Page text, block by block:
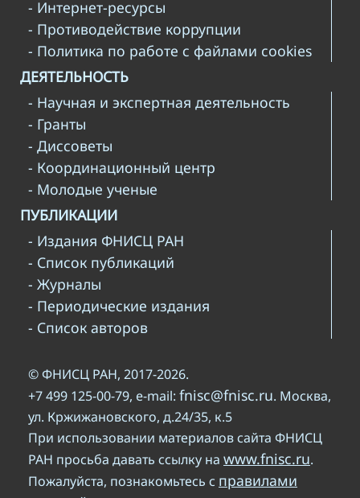
- Интернет-ресурсы
- Противодействие коррупции
- Политика по работе с файлами cookies
ДЕЯТЕЛЬНОСТЬ
- Научная и экспертная деятельность
- Гранты
- Диссоветы
- Координационный центр
- Молодые ученые
ПУБЛИКАЦИИ
- Издания ФНИСЦ РАН
- Список публикаций
- Журналы
- Периодические издания
- Список авторов
© ФНИСЦ РАН, 2017-2026.
+7 499 125-00-79, e-mail: fnisc@fnisc.ru. Москва,
ул. Кржижановского, д.24/35, к.5
При использовании материалов сайта ФНИСЦ
РАН просьба давать ссылку на www.fnisc.ru.
Пожалуйста, познакомьтесь с правилами